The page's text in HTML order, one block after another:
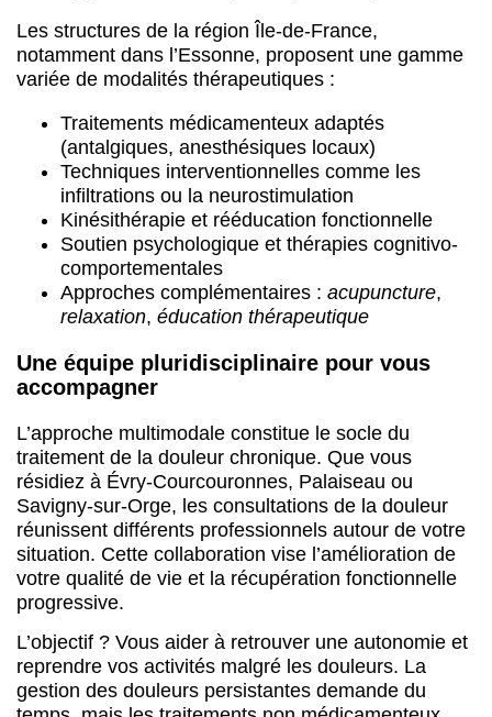
Soutien psychologique et thérapies cognitivo-
comportementales
Approches complémentaires : acupuncture
éducation thérapeutique
Une équipe pluridisciplinaire pour vous
accompagner
L’approche multimodale constitue le socle du
traitement de la douleur chronique. Que vous
résidiez à Évry-Courcouronnes, Palaiseau ou
Savigny-sur-Orge, les consultations de la douleur
réunissent différents professionnels autour de votre
situation. Cette collaboration vise l’amélioration de
votre qualité de vie et la récupération fonctionnelle
progressive.
L’objectif ? Vous aider à retrouver une autonomie et
reprendre vos activités malgré les douleurs. La
gestion des douleurs persistantes demande du
temps, mais les traitements non médicamenteux
combinés aux approches conventionnelles offrent
des perspectives concrètes de soulagement pour
réduire l’intensité douloureuse au quotidien.
Abbeville
Abbeville 1 centre
Ain 1 centre